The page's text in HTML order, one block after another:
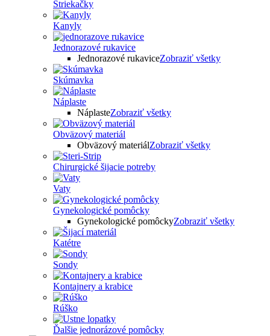
Striekačky
Kanyly
Jednorazové rukavice
Jednorazové rukaviceZobraziť všetky
Skúmavka
Náplaste
NáplasteZobraziť všetky
Obväzový materiál
Obväzový materiálZobraziť všetky
Chirurgické šijacie potreby
Vaty
Gynekologické pomôcky
Gynekologické pomôckyZobraziť všetky
Katétre
Sondy
Kontajnery a krabice
Rúško
Ďalšie jednorázové pomôcky